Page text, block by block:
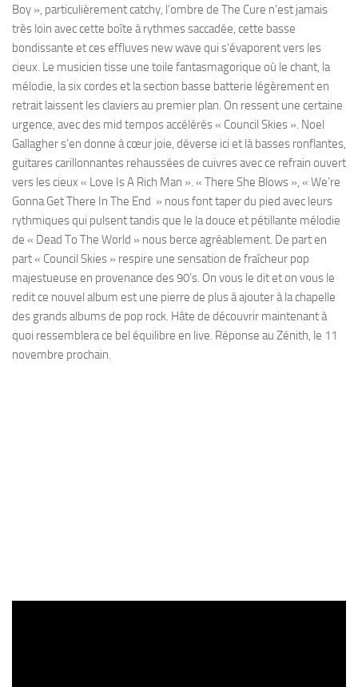
Boy », particulièrement catchy, l’ombre de The Cure n’est jamais
très loin avec cette boîte à rythmes saccadée, cette basse
bondissante et ces effluves new wave qui s’évaporent vers les
cieux. Le musicien tisse une toile fantasmagorique où le chant, la
mélodie, la six cordes et la section basse batterie légèrement en
retrait laissent les claviers au premier plan. On ressent une certaine
urgence, avec des mid tempos accélérés « Council Skies ». Noel
Gallagher s’en donne à cœur joie, déverse ici et là basses ronflantes,
guitares carillonnantes rehaussées de cuivres avec ce refrain ouvert
vers les cieux « Love Is A Rich Man ». « There She Blows », « We’re
Gonna Get There In The End » nous font taper du pied avec leurs
rythmiques qui pulsent tandis que le la douce et pétillante mélodie
de « Dead To The World » nous berce agréablement. De part en
part « Council Skies » respire une sensation de fraîcheur pop
majestueuse en provenance des 90’s. On vous le dit et on vous le
redit ce nouvel album est une pierre de plus à ajouter à la chapelle
des grands albums de pop rock. Hâte de découvrir maintenant à
quoi ressemblera ce bel équilibre en live. Réponse au Zénith, le 11
novembre prochain.